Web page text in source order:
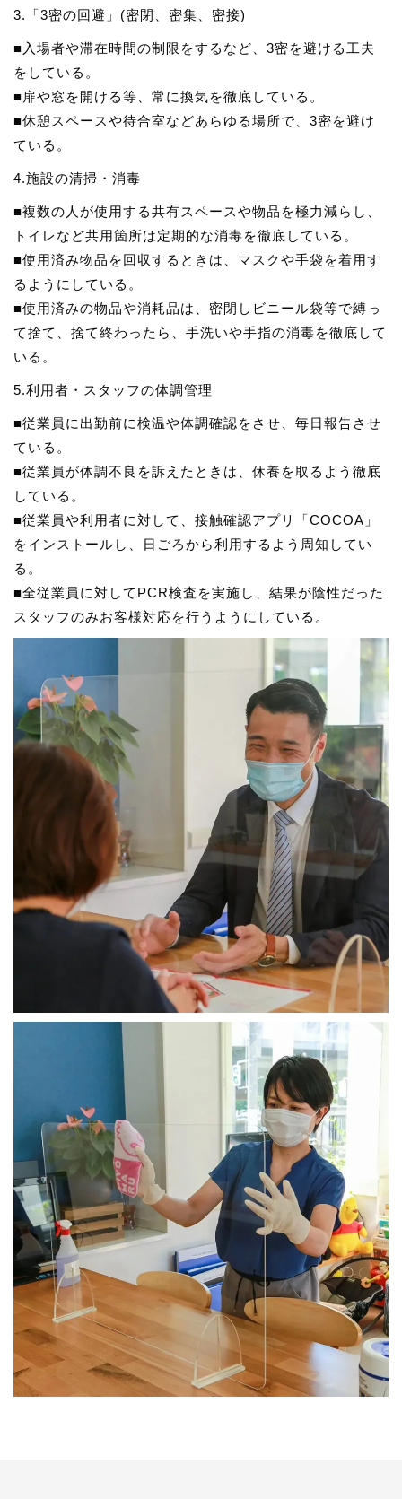
3.「3密の回避」(密閉、密集、密接)
■入場者や滞在時間の制限をするなど、3密を避ける工夫
をしている。
■扉や窓を開ける等、常に換気を徹底している。
■休憩スペースや待合室などあらゆる場所で、3密を避け
ている。
4.施設の清掃・消毒
■複数の人が使用する共有スペースや物品を極力減らし、
トイレなど共用箇所は定期的な消毒を徹底している。
■使用済み物品を回収するときは、マスクや手袋を着用す
るようにしている。
■使用済みの物品や消耗品は、密閉しビニール袋等で縛っ
て捨て、捨て終わったら、手洗いや手指の消毒を徹底して
いる。
5.利用者・スタッフの体調管理
■従業員に出勤前に検温や体調確認をさせ、毎日報告させ
ている。
■従業員が体調不良を訴えたときは、休養を取るよう徹底
している。
■従業員や利用者に対して、接触確認アプリ「COCOA」
をインストールし、日ごろから利用するよう周知してい
る。
■全従業員に対してPCR検査を実施し、結果が陰性だった
スタッフのみお客様対応を行うようにしている。